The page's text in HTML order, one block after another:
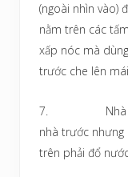
(ngoài nhìn vào)
nằm trên các
xấp nóc mà
trước che lên
7. Nhà xấp
nhà trước nhưng
trên phải đổ